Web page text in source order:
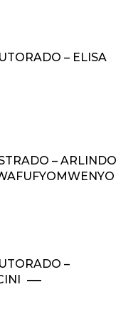
– ELISA
– ARLINDO
–